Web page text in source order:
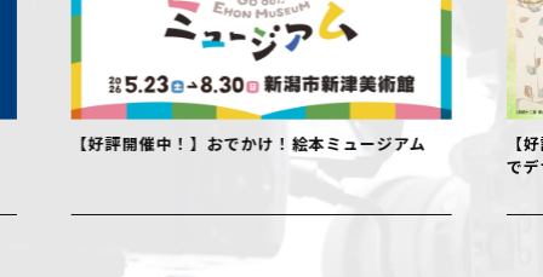
【好評開催中！】おでかけ！絵本ミュージアム
【好評
でデザ